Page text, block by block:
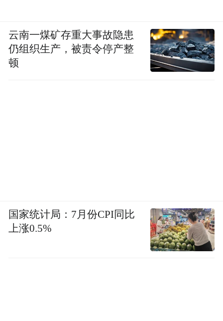
云南一煤矿存重大事故隐患
仍组织生产，被责令停产整
顿
国家统计局：7月份CPI同比
上涨0.5%